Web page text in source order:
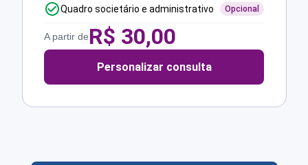
Quadro societário e administrativo Opcional
A partir deR$ 30,00
Personalizar consulta